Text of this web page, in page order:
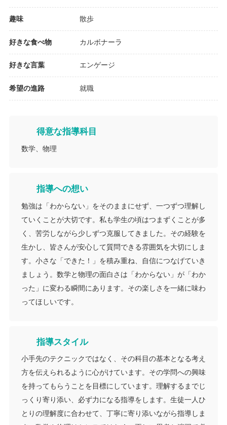
趣味 散歩
好きな食べ物 カルボナーラ
好きな言葉 エンゲージ
希望の進路 就職
得意な指導科目
数学、物理
指導への想い
勉強は「わからない」をそのままにせず、一つずつ理解し
ていくことが大切です。私も学生の頃はつまずくことが多
く、苦労しながら少しずつ克服してきました。その経験を
生かし、皆さんが安心して質問できる雰囲気を大切にしま
す。小さな「できた！」を積み重ね、自信につなげていき
ましょう。数学と物理の面白さは「わからない」が「わか
った」に変わる瞬間にあります。その楽しさを一緒に味わ
ってほしいです。
指導スタイル
小手先のテクニックではなく、その科目の基本となる考え
方を伝えられるように心がけています。その学問への興味
を持ってもらうことを目標にしています。理解するまでじ
っくり寄り添い、必ず力になる指導をします。生徒一人ひ
とりの理解度に合わせて、丁寧に寄り添いながら指導しま